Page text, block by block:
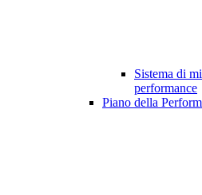
Sistema di
performance
Piano della